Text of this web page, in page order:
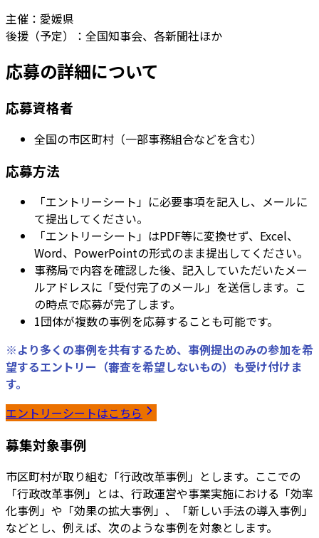
主催：愛媛県
後援（予定）：全国知事会、各新聞社ほか
応募の詳細について
応募資格者
全国の市区町村（一部事務組合などを含む）
応募方法
「エントリーシート」に必要事項を記入し、メールに
て提出してください。
「エントリーシート」はPDF等に変換せず、Excel、
Word、PowerPointの形式のまま提出してください。
事務局で内容を確認した後、記入していただいたメー
ルアドレスに「受付完了のメール」を送信します。こ
の時点で応募が完了します。
1団体が複数の事例を応募することも可能です。
※より多くの事例を共有するため、事例提出のみの参加を希
望するエントリー（審査を希望しないもの）も受け付けま
す。
エントリーシートはこちら
募集対象事例
市区町村が取り組む「行政改革事例」とします。ここでの
「行政改革事例」とは、行政運営や事業実施における「効率
化事例」や「効果の拡大事例」、「新しい手法の導入事例」
などとし、例えば、次のような事例を対象とします。